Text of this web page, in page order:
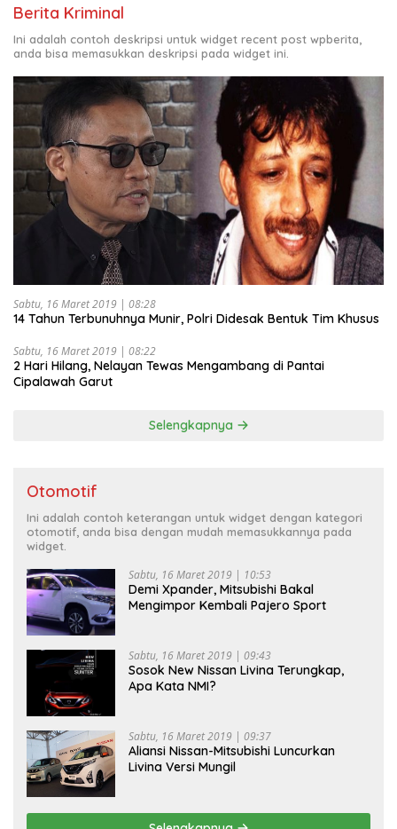
Berita Kriminal
Ini adalah contoh deskripsi untuk widget recent post wpberita,
anda bisa memasukkan deskripsi pada widget ini.
Sabtu, 16 Maret 2019 | 08:28
14 Tahun Terbunuhnya Munir, Polri Didesak Bentuk Tim Khusus
Sabtu, 16 Maret 2019 | 08:22
2 Hari Hilang, Nelayan Tewas Mengambang di Pantai
Cipalawah Garut
Selengkapnya
Otomotif
Ini adalah contoh keterangan untuk widget dengan kategori
otomotif, anda bisa dengan mudah memasukkannya pada
widget.
Sabtu, 16 Maret 2019 | 10:53
Demi Xpander, Mitsubishi Bakal
Mengimpor Kembali Pajero Sport
Sabtu, 16 Maret 2019 | 09:43
Sosok New Nissan Livina Terungkap,
Apa Kata NMI?
Sabtu, 16 Maret 2019 | 09:37
Aliansi Nissan-Mitsubishi Luncurkan
Livina Versi Mungil